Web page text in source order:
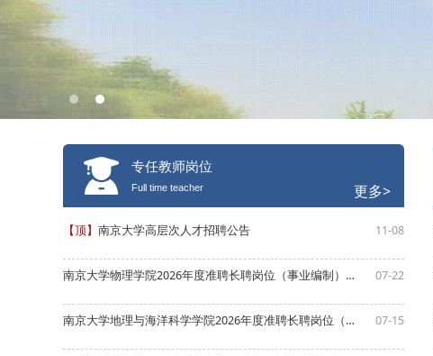
专任教师岗位
Full time teacher 更多>
【顶】 南京大学高层次人才招聘公告 11-08
南京大学物理学院2026年度准聘长聘岗位（事业编制）招聘公告 07-22
南京大学地理与海洋科学学院2026年度准聘长聘岗位（事业编制）招聘公告 07-15